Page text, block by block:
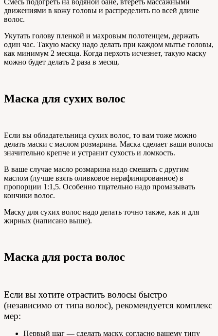
Смесь подогреть на водяной бане, втереть массажными
движениями в кожу головы и распределить по всей длине
волос.
Укутать голову пленкой и махровым полотенцем, держать
один час. Такую маску надо делать при каждом мытье головы,
как минимум 2 месяца. Когда перхоть исчезнет, такую маску
можно будет делать 2 раза в месяц.
Маска для сухих волос
Если вы обладательница сухих волос, то вам тоже можно
делать маски с маслом розмарина. Маска сделает ваши волосы
значительно крепче и устранит сухость и ломкость.
В ваше случае масло розмарина надо смешать с другим
маслом (лучше взять оливковое нерафинированное) в
пропорции 1:1,5. Особенно тщательно надо промазывать
кончики волос.
Маску для сухих волос надо делать точно также, как и для
жирных (написано выше).
Маска для роста волос
Если вы хотите отрастить волосы быстро
(независимо от типа волос), рекомендуется комплекс
мер:
Первый шаг — сделать маску, согласно вашему типу